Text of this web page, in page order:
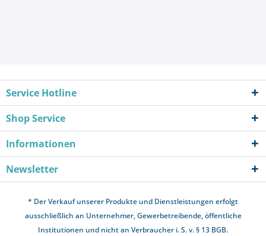
Service Hotline
Shop Service
Informationen
Newsletter
* Der Verkauf unserer Produkte und Dienstleistungen erfolgt
ausschließlich an Unternehmer, Gewerbetreibende, öffentliche
Institutionen und nicht an Verbraucher i. S. v. § 13 BGB.